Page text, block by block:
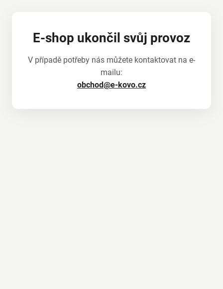
E-shop ukončil svůj provoz
V případě potřeby nás můžete kontaktovat na e-
mailu:
obchod@e-kovo.cz